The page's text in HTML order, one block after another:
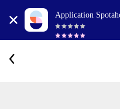
Application